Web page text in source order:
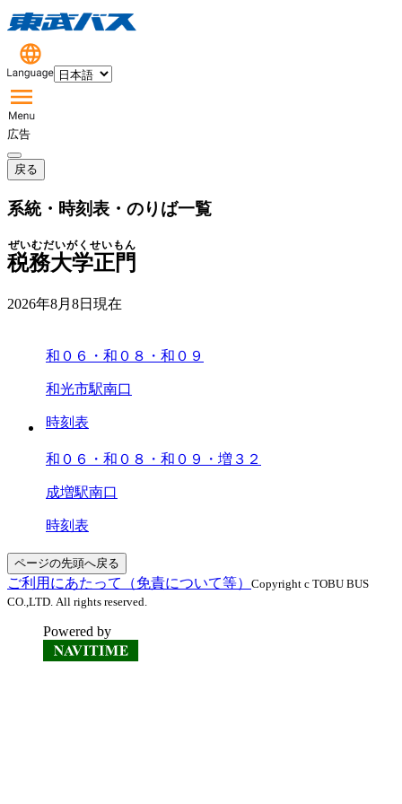
広告
戻る
系統・時刻表・のりば一覧
税務大学正門
ぜいむだいがくせいもん
2026年8月8日 現在
和０６・和０８・和０９
和光市駅南口
時刻表
和０６・和０８・和０９・増３２
成増駅南口
時刻表
ページの先頭へ戻る
ご利用にあたって（免責について等） Copyright c TOBU BUS
CO.,LTD. All rights reserved.
Powered by